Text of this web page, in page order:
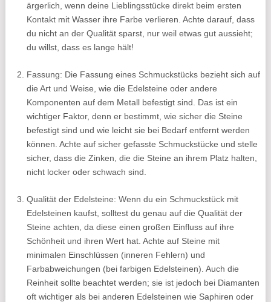
ärgerlich, wenn deine Lieblingsstücke direkt beim ersten
Kontakt mit Wasser ihre Farbe verlieren. Achte darauf, dass
du nicht an der Qualität sparst, nur weil etwas gut aussieht;
du willst, dass es lange hält!
Fassung: Die Fassung eines Schmuckstücks bezieht sich auf
die Art und Weise, wie die Edelsteine oder andere
Komponenten auf dem Metall befestigt sind. Das ist ein
wichtiger Faktor, denn er bestimmt, wie sicher die Steine
befestigt sind und wie leicht sie bei Bedarf entfernt werden
können. Achte auf sicher gefasste Schmuckstücke und stelle
sicher, dass die Zinken, die die Steine an ihrem Platz halten,
nicht locker oder schwach sind.
Qualität der Edelsteine: Wenn du ein Schmuckstück mit
Edelsteinen kaufst, solltest du genau auf die Qualität der
Steine achten, da diese einen großen Einfluss auf ihre
Schönheit und ihren Wert hat. Achte auf Steine mit
minimalen Einschlüssen (inneren Fehlern) und
Farbabweichungen (bei farbigen Edelsteinen). Auch die
Reinheit sollte beachtet werden; sie ist jedoch bei Diamanten
oft wichtiger als bei anderen Edelsteinen wie Saphiren oder